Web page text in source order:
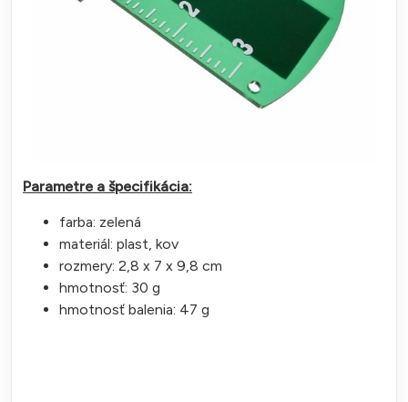
Parametre a špecifikácia:
farba: zelená
materiál: plast, kov
rozmery: 2,8 x 7 x 9,8 cm
hmotnosť: 30 g
hmotnosť balenia: 47 g